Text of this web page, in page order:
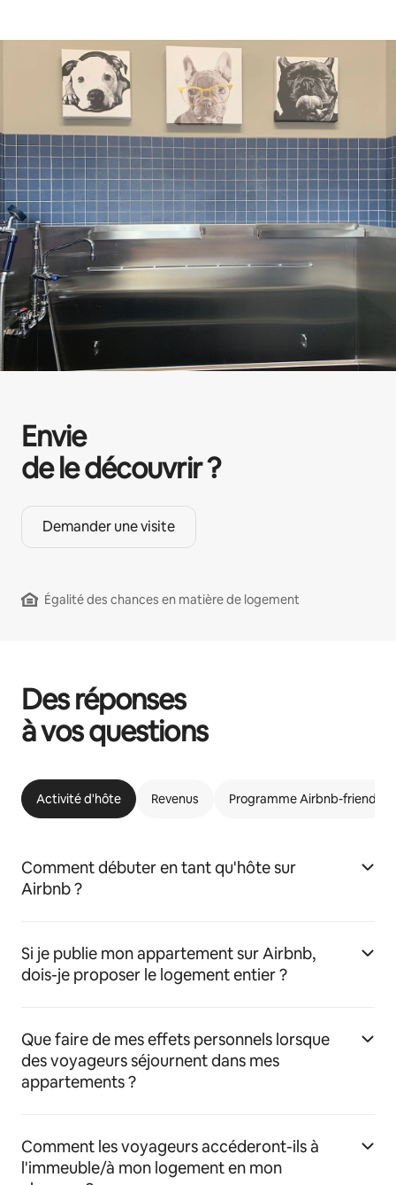
Envie
de le découvrir ?
Demander une visite
Égalité des chances en matière de logement
Des réponses
à vos questions
Activité d'hôte Revenus Programme Airbnb-friendly
Comment débuter en tant qu'hôte sur
Airbnb ?
Si je publie mon appartement sur Airbnb,
dois-je proposer le logement entier ?
Que faire de mes effets personnels lorsque
des voyageurs séjournent dans mes
appartements ?
Comment les voyageurs accéderont-ils à
l'immeuble/à mon logement en mon